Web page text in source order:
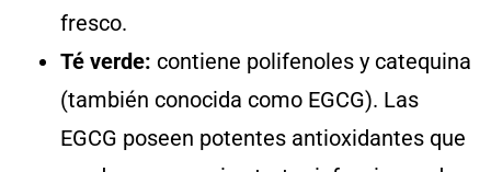
fresco.
Té verde: contiene polifenoles y catequina
(también conocida como EGCG). Las
EGCG poseen potentes antioxidantes que